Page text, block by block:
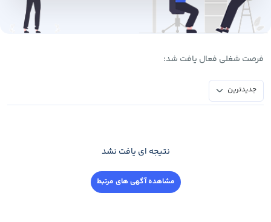
فرصت ‌شغلی فعال یافت شد:
جدیدترین
نتیجه ای یافت نشد
مشاهده آگهی های مرتبط